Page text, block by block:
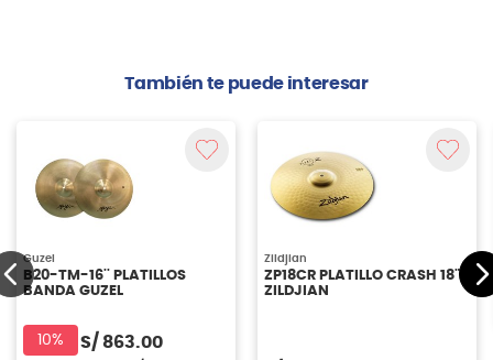
También te puede interesar
Guzel
B20-TM-16'' PLATILLOS
BANDA GUZEL
10% S/ 863.00
Zildjian
ZP18CR PLATILLO CRASH 18"
ZILDJIAN